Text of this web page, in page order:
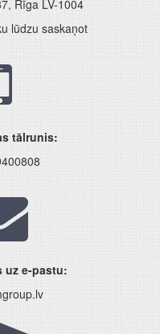
Rīga LV-1004
lūdzu saskaņot
tālrunis:
uz e-pastu: